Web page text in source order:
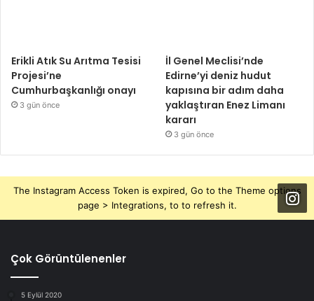
Erikli Atık Su Arıtma Tesisi
Projesi’ne
Cumhurbaşkanlığı onayı
3 gün önce
İl Genel Meclisi’nde
Edirne’yi deniz hudut
kapısına bir adım daha
yaklaştıran Enez Limanı
kararı
3 gün önce
The Instagram Access Token is expired, Go to the Theme options
page > Integrations, to to refresh it.
Çok Görüntülenenler
5 Eylül 2020